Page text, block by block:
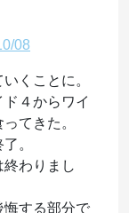
くことに。
４からワイ
てきた。
。
わりまし
悔する部分で